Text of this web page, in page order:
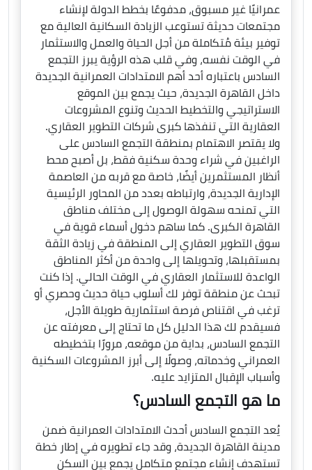
عمرانيًا غير مسبوق، مدفوعًا بخطط الدولة لإنشاء
مجتمعات حديثة تستوعب الزيادة السكانية العالية مع
توفير بيئة مُتكاملة من أجل الحياة والعمل والاستثمار
في الوقت نفسه، وفي قلب هذه الرؤية يبرز التجمع
السادس باعتباره أحد أهم الامتدادات العمرانية الجديدة
داخل القاهرة الجديدة، حيث يجمع بين الموقع
الاستراتيجي والتخطيط الحديث وتنوع المشروعات
العقارية التي تنفذها كبرى شركات التطوير العقاري.
ولا يقتصر الاهتمام بمنطقة التجمع السادس على
الراغبين في شراء وحدة سكنية فقط، بل أصبح محط
أنظار المستثمرين أيضًا، خاصة مع قربه من العاصمة
الإدارية الجديدة، وارتباطه بعدد من المحاور الرئيسية
التي تمنحه سهولة الوصول إلى مختلف مناطق
القاهرة الكبرى. كما ساهم دخول أسماء قوية في
سوق التطوير العقاري إلى المنطقة في زيادة الثقة
بمستقبلها، وتحويلها إلى واحدة من أكثر المناطق
الواعدة للاستثمار العقاري في الوقت الحالي. إذا كنت
تبحث عن منطقة توفر لك أسلوب حياة حديث وحصري أو
ترغب في اقتناص فرصة استثمارية طويلة الأجل،
فسيقدم لك هذا الدليل كل ما تحتاج إلى معرفته عن
التجمع السادس، بداية من موقعه، مرورًا بتخطيطه
العمراني وخدماته، وصولًا إلى أبرز المشروعات السكنية
وأسباب الإقبال المتزايد عليه.
ما هو التجمع السادس؟
يُعد التجمع السادس أحدث الامتدادات العمرانية ضمن
مدينة القاهرة الجديدة، وقد جاء تطويره في إطار خطة
تستهدف إنشاء مجتمع متكامل يجمع بين السكن